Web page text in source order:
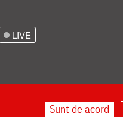
LIVE
Sunt de acord